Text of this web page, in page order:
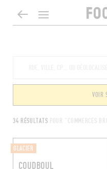
34 RÉSULTATS POUR "COMMERCES
VOIR
GLACIER
COUDBOUL